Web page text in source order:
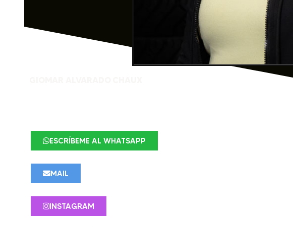
ESCRÍBEME AL WHATSAPP
MAIL
INSTAGRAM